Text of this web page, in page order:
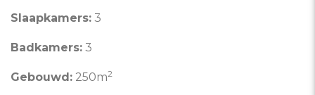
Slaapkamers: 3
Badkamers: 3
Gebouwd: 250m2